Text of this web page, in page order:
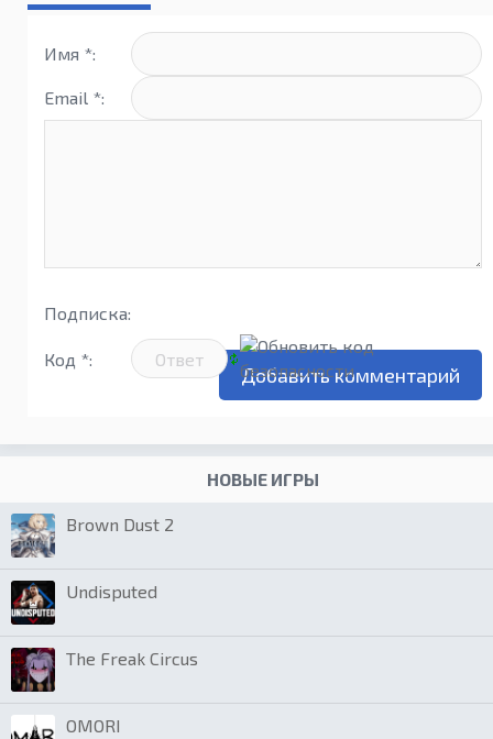
Имя *:
Email *:
Подписка:
Код *:
НОВЫЕ ИГРЫ
Brown Dust 2
Undisputed
The Freak Circus
OMORI